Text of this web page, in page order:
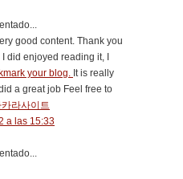
good content. Thank you
did enjoyed reading it, I
your blog. It is really
a great job Feel free to
카라사이트
a las 15:33